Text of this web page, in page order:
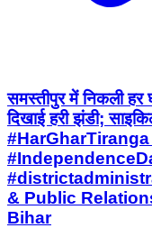
समस्तीपुर में निकली हर
दिखाई हरी झंडी;
& Public
Bihar